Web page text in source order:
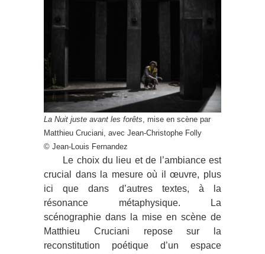
La Nuit juste avant les forêts, mise en scène par
Matthieu Cruciani, avec Jean-Christophe Folly
© Jean-Louis Fernandez
Le choix du lieu et de l’ambiance est
crucial dans la mesure où il œuvre, plus
ici que dans d’autres textes, à la
résonance métaphysique. La
scénographie dans la mise en scène de
Matthieu Cruciani repose sur la
reconstitution poétique d’un espace